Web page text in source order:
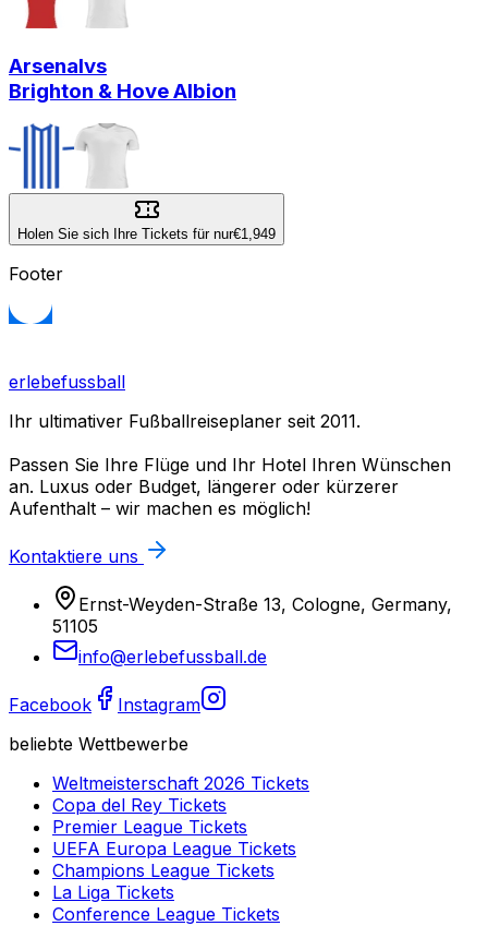
Arsenalvs
Brighton & Hove Albion
Holen Sie sich Ihre Tickets für nur€1,949
Footer
erlebefussball
Ihr ultimativer Fußballreiseplaner seit 2011.
Passen Sie Ihre Flüge und Ihr Hotel Ihren Wünschen
an. Luxus oder Budget, längerer oder kürzerer
Aufenthalt – wir machen es möglich!
Kontaktiere uns
Ernst-Weyden-Straße 13, Cologne, Germany,
51105
info@erlebefussball.de
Facebook
Instagram
beliebte Wettbewerbe
Weltmeisterschaft 2026 Tickets
Copa del Rey Tickets
Premier League Tickets
UEFA Europa League Tickets
Champions League Tickets
La Liga Tickets
Conference League Tickets